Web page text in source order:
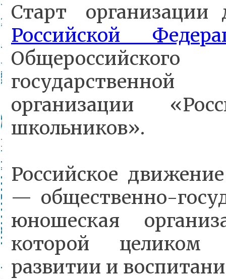
Старт организации
Российской
государственной
организации
школьников».
Российское
— общественно-
юношеская
которой целиком
развитии и